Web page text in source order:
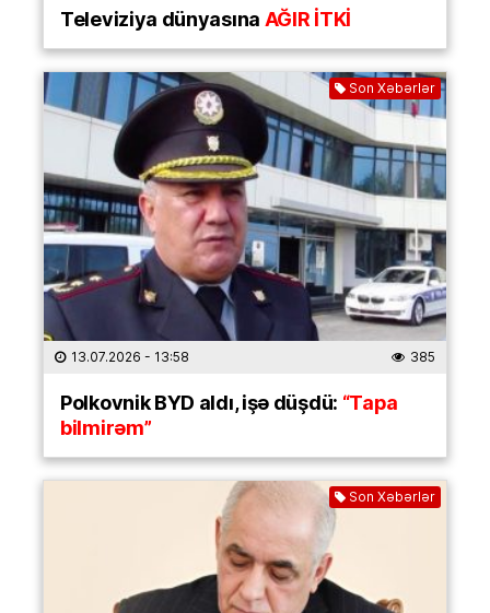
Televiziya dünyasınaAĞIR İTKİ
Son Xəbərlər
13.07.2026 - 13:58 385
Polkovnik BYD aldı, işə düşdü: “Tapa
bilmirəm”
Son Xəbərlər